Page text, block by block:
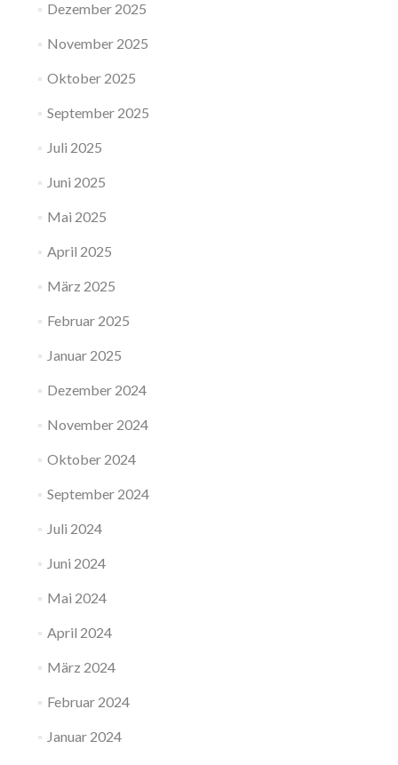
Dezember 2025
November 2025
Oktober 2025
September 2025
Juli 2025
Juni 2025
Mai 2025
April 2025
März 2025
Februar 2025
Januar 2025
Dezember 2024
November 2024
Oktober 2024
September 2024
Juli 2024
Juni 2024
Mai 2024
April 2024
März 2024
Februar 2024
Januar 2024